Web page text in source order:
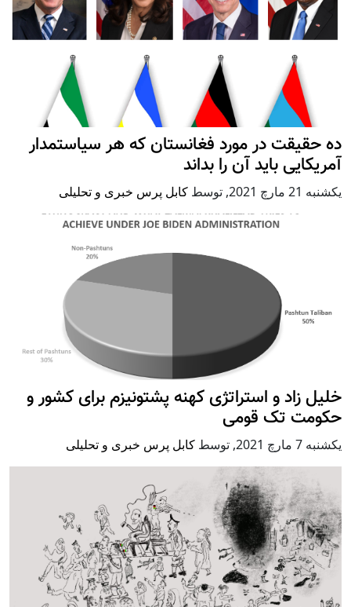
ده حقیقت در مورد فغانستان که هر سیاستمدار
آمریکایی باید آن را بداند
يكشنبه 21 مارچ 2021 , توسط کابل پرس خبری و تحلیلی
خلیل زاد و استراتژی کهنه پشتونیزم برای کشور و
حکومت تک قومی
يكشنبه 7 مارچ 2021 , توسط کابل پرس خبری و تحلیلی